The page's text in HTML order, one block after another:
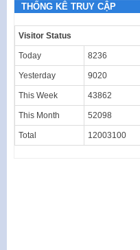
THỐNG KÊ TRUY CẬP
Visitor Status
Today 8236
Yesterday 9020
This Week 43862
This Month 52098
Total 12003100